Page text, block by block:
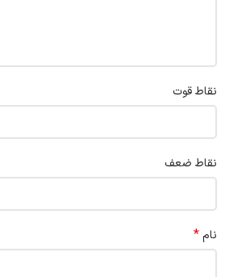
نقاط قوت
نقاط ضعف
نام*